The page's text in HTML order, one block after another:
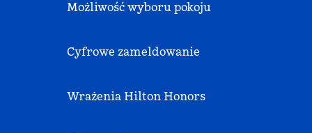
Możliwość wyboru pokoju
Cyfrowe zameldowanie
Wrażenia Hilton Honors